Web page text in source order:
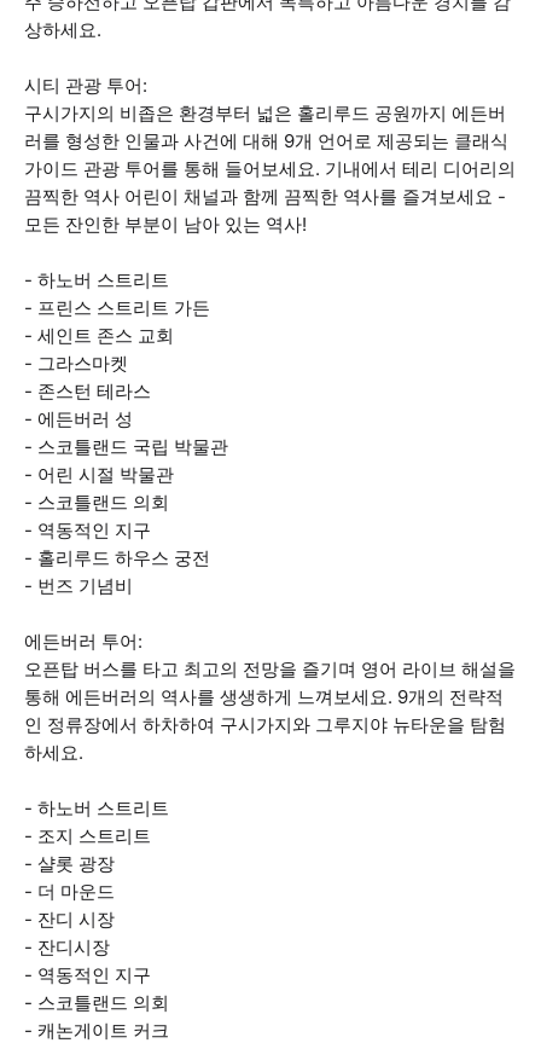
상하세요.
시티 관광 투어:
구시가지의 비좁은 환경부터 넓은 홀리루드 공원까지 에든버
러를 형성한 인물과 사건에 대해 9개 언어로 제공되는 클래식
가이드 관광 투어를 통해 들어보세요. 기내에서 테리 디어리의
끔찍한 역사 어린이 채널과 함께 끔찍한 역사를 즐겨보세요 -
모든 잔인한 부분이 남아 있는 역사!
- 하노버 스트리트
- 프린스 스트리트 가든
- 세인트 존스 교회
- 그라스마켓
- 존스턴 테라스
- 에든버러 성
- 스코틀랜드 국립 박물관
- 어린 시절 박물관
- 스코틀랜드 의회
- 역동적인 지구
- 홀리루드 하우스 궁전
- 번즈 기념비
에든버러 투어:
오픈탑 버스를 타고 최고의 전망을 즐기며 영어 라이브 해설을
통해 에든버러의 역사를 생생하게 느껴보세요. 9개의 전략적
인 정류장에서 하차하여 구시가지와 그루지야 뉴타운을 탐험
하세요.
- 하노버 스트리트
- 조지 스트리트
- 샬롯 광장
- 더 마운드
- 잔디 시장
- 잔디시장
- 역동적인 지구
- 스코틀랜드 의회
- 캐논게이트 커크